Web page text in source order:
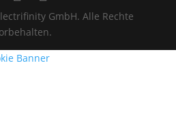
GmbH. Alle Rechte
Banner